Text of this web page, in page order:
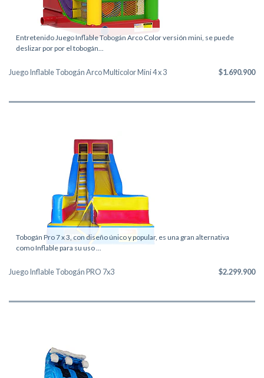
Entretenido Juego Inflable Tobogán Arco Color versión mini, se puede
deslizar por por el tobogán...
Juego Inflable Tobogán Arco Multicolor Mini 4 x 3 $1.690.900
Tobogán Pro 7 x 3, con diseño único y popular, es una gran alternativa
como Inflable para su uso ...
Juego Inflable Tobogán PRO 7x3 $2.299.900